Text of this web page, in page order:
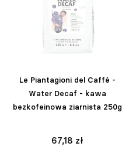
Le Piantagioni del Caffè -
Water Decaf - kawa
bezkofeinowa ziarnista 250g
67,18 zł